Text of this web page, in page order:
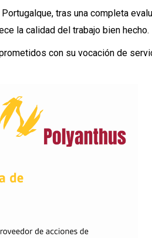
Portugalque, tras una completa
la calidad del trabajo bien hecho.
con su vocación de